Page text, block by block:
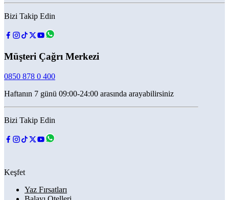
Bizi Takip Edin
Müşteri Çağrı Merkezi
0850 878 0 400
Haftanın 7 günü 09:00-24:00 arasında arayabilirsiniz
Bizi Takip Edin
Keşfet
Yaz Fırsatları